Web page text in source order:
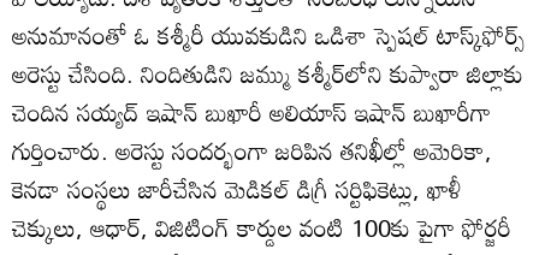
అనుమానంతో ఓ కశ్మీరీ యువకుడిని ఒడిశా స్పెషల్‌ టాస్క్‌ఫోర్స్‌
అరెస్టు చేసింది. నిందితుడిని జమ్ము కశ్మీర్‌లోని కుప్వారా జిల్లాకు
చెందిన సయ్యద్‌ ఇషాన్‌ బుఖారీ అలియాస్‌ ఇషాన్‌ బుఖారీగా
గుర్తించారు. అరెస్టు సందర్భంగా జరిపిన తనిఖీల్లో అమెరికా,
కెనడా సంస్థలు జారీచేసిన మెడికల్‌ డిగ్రీ సర్టిఫికెట్లు, ఖాళీ
చెక్కులు, ఆధార్‌, విజిటింగ్‌ కార్డుల వంటి 100కు పైగా ఫోర్జరీ